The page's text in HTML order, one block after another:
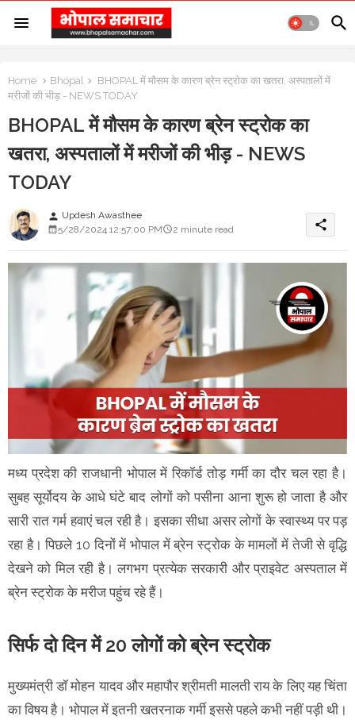
Home Bhopal
BHOPAL में मौसम के कारण ब्रेन स्ट्रोक का खतरा, अस्पतालों में
मरीजों की भीड़ - NEWS TODAY
BHOPAL में मौसम के कारण ब्रेन स्ट्रोक का
खतरा, अस्पतालों में मरीजों की भीड़ - NEWS
TODAY
person Updesh Awasthee
5/28/2024 12:57:00 PM
2 minute read share
मध्य प्रदेश की राजधानी भोपाल में रिकॉर्ड तोड़ गर्मी का दौर चल रहा है।
सुबह सूर्योदय के आधे घंटे बाद लोगों को पसीना आना शुरू हो जाता है और
सारी रात गर्म हवाएं चल रही है। इसका सीधा असर लोगों के स्वास्थ्य पर पड़
रहा है। पिछले 10 दिनों में भोपाल में ब्रेन स्ट्रोक के मामलों में तेजी से वृद्धि
देखने को मिल रही है। लगभग प्रत्येक सरकारी और प्राइवेट अस्पताल में
ब्रेन स्ट्रोक के मरीज पहुंच रहे हैं।
सिर्फ दो दिन में 20 लोगों को ब्रेन स्ट्रोक
मुख्यमंत्री डॉ मोहन यादव और महापौर श्रीमती मालती राय के लिए यह चिंता
का विषय है। भोपाल में इतनी खतरनाक गर्मी इससे पहले कभी नहीं पड़ी थी।